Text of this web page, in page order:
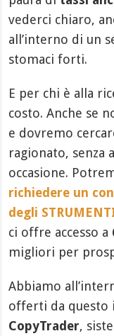
vederci chiaro,
all’interno di un
stomaci forti.
E per chi è alla
costo. Anche se
e dovremo
ragionato, senza
occasione.
richiedere un
degli
ci offre accesso a
migliori per
Abbiamo
offerti da questo
CopyTrader,